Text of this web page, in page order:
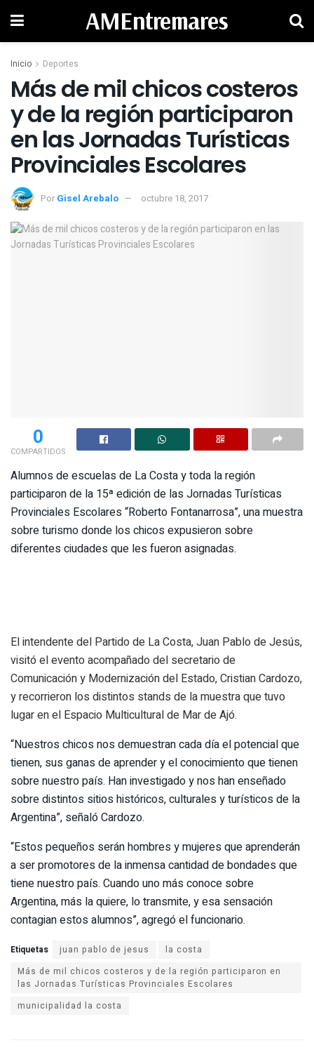
AMEntremares
Inicio Deportes
Más de mil chicos costeros
y de la región participaron
en las Jornadas Turísticas
Provinciales Escolares
Por Gisel Arebalo octubre 18, 2017
0
COMPARTIDOS
Alumnos de escuelas de La Costa y toda la región
participaron de la 15ª edición de las Jornadas Turísticas
Provinciales Escolares “Roberto Fontanarrosa”, una muestra
sobre turismo donde los chicos expusieron sobre
diferentes ciudades que les fueron asignadas.
El intendente del Partido de La Costa, Juan Pablo de Jesús,
visitó el evento acompañado del secretario de
Comunicación y Modernización del Estado, Cristian Cardozo,
y recorrieron los distintos stands de la muestra que tuvo
lugar en el Espacio Multicultural de Mar de Ajó.
“Nuestros chicos nos demuestran cada día el potencial que
tienen, sus ganas de aprender y el conocimiento que tienen
sobre nuestro país. Han investigado y nos han enseñado
sobre distintos sitios históricos, culturales y turísticos de la
Argentina”, señaló Cardozo.
“Estos pequeños serán hombres y mujeres que aprenderán
a ser promotores de la inmensa cantidad de bondades que
tiene nuestro país. Cuando uno más conoce sobre
Argentina, más la quiere, lo transmite, y esa sensación
contagian estos alumnos”, agregó el funcionario.
Etiquetas juan pablo de jesus
la costa
Más de mil chicos costeros y de la región participaron en
las Jornadas Turísticas Provinciales Escolares
municipalidad la costa